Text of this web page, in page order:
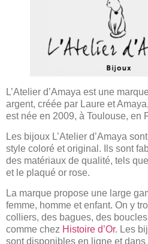
L’Atelier d’Amaya est une
argent, créée par Laure et
est née en 2009, à Toulouse, en
Les bijoux L’Atelier d’Amaya
style coloré et original. Ils sont
des matériaux de qualité, tels
et le plaqué or rose.
La marque propose une large
femme, homme et enfant. On y
colliers, des bagues, des
comme chez Histoire d’Or. Les
sont disponibles en ligne et